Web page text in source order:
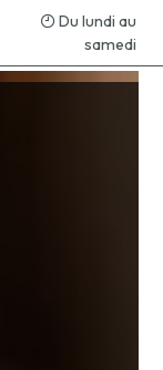
Du lundi au
samedi